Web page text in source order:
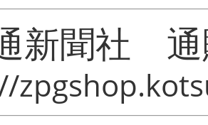
新聞社